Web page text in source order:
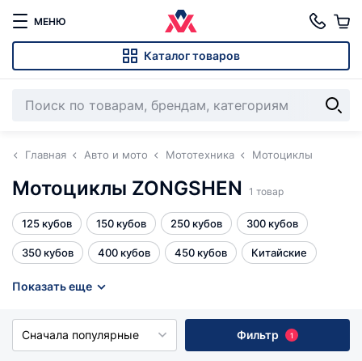
МЕНЮ
Каталог товаров
Главная Авто и мото Мототехника Мотоциклы
Мотоциклы ZONGSHEN 1 товар
125 кубов 150 кубов 250 кубов 300 кубов
350 кубов 400 кубов 450 кубов Китайские
Эндуро 250 кубов
Показать еще
Сначала популярные Фильтр 1